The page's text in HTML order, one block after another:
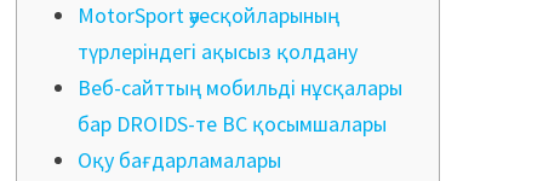
MotorSport әуесқойларының
түрлеріндегі ақысыз қолдану
Веб-сайттың мобильді нұсқалары
бар DROIDS-те BC қосымшалары
Оқу бағдарламалары